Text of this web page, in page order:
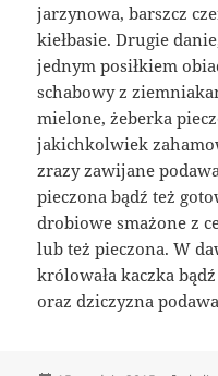
jarzynowa, barszcz
kiełbasie. Drugie
jednym posiłkiem
schabowy z
mielone, żeberka
jakichkolwiek
zrazy zawijane
pieczona bądź też
drobiowe smażone z
lub też pieczona. W
królowała kaczka
oraz dziczyzna